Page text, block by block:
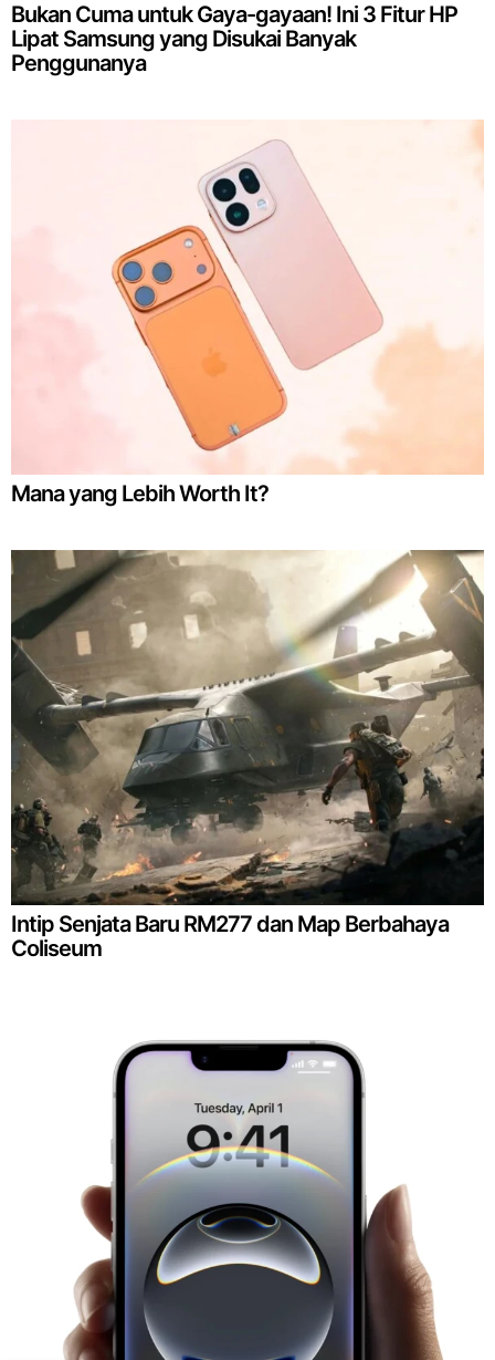
Bukan Cuma untuk Gaya-gayaan! Ini 3 Fitur HP
Lipat Samsung yang Disukai Banyak
Penggunanya
Mana yang Lebih Worth It?
Intip Senjata Baru RM277 dan Map Berbahaya
Coliseum